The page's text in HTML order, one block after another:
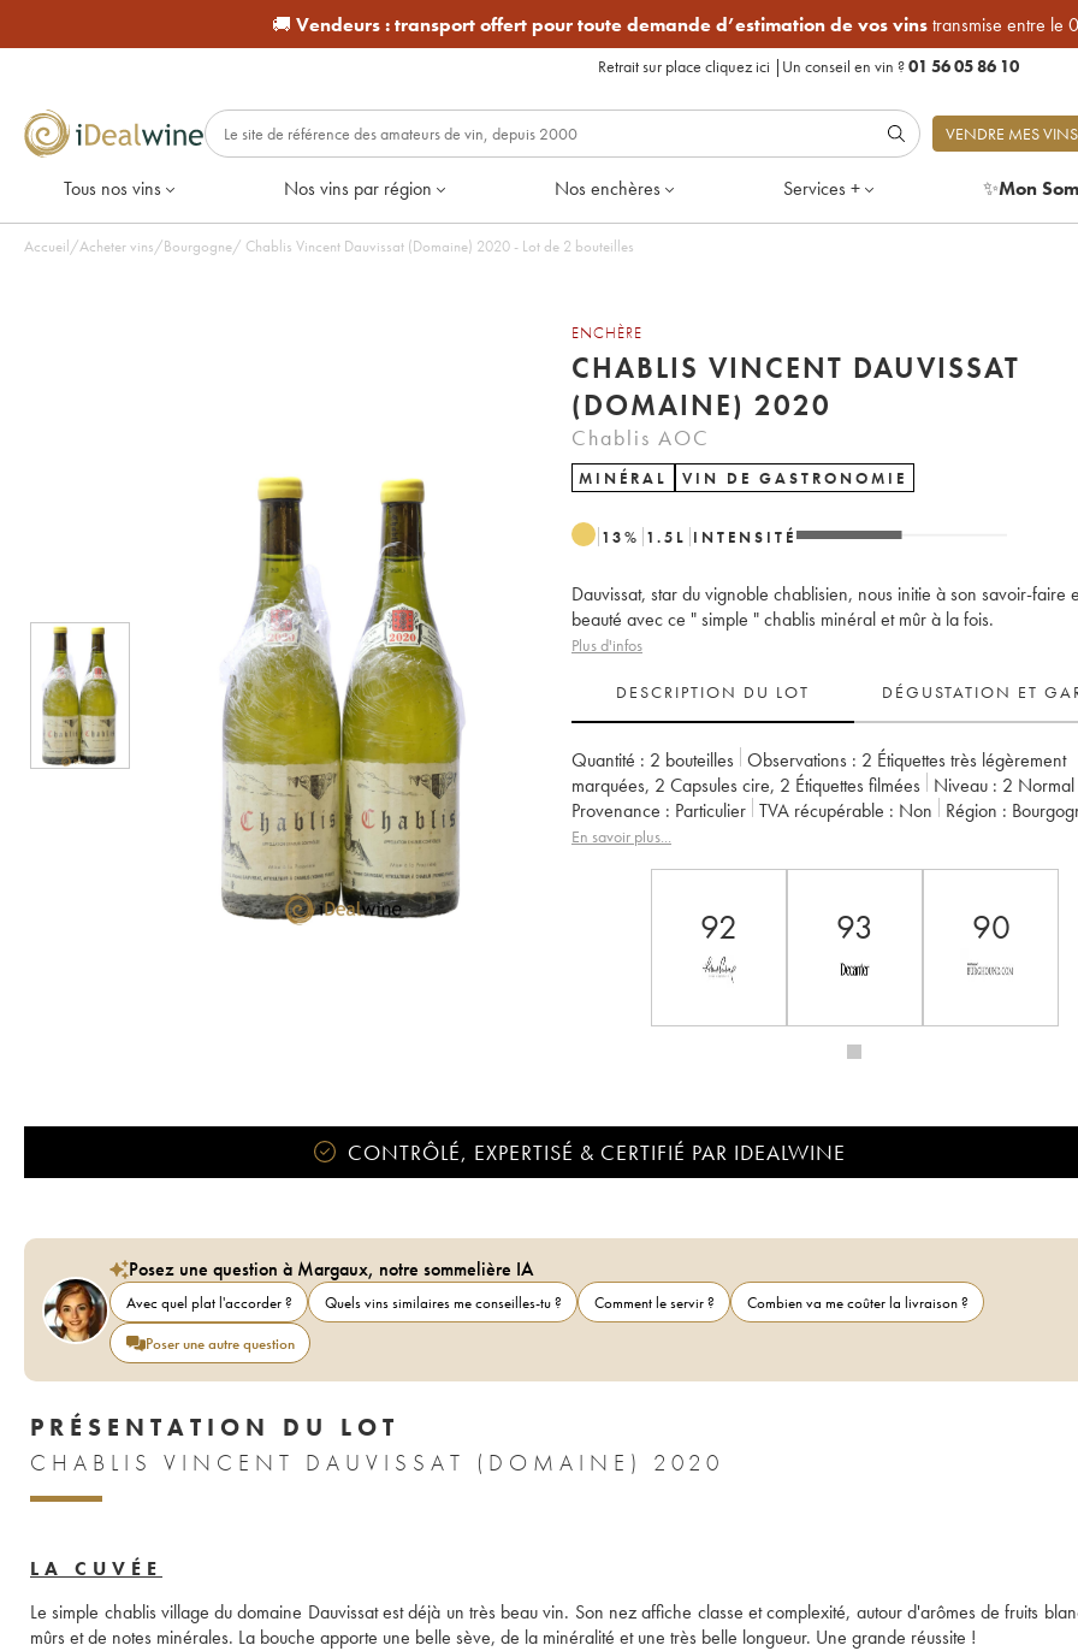
🚚 Vendeurs :transport offert pour toute demande d’estimation de vos vinstransmise entre le
Retrait sur place cliquez ici | Un conseil en vin ?01 56 05 86 10
VENDRE MES VINS
Tous nos vins Nos vins par région Nos enchères Services + ✨Mon
Accueil/Acheter vins/Bourgogne/ Chablis Vincent Dauvissat (Domaine) 2020 - Lot de 2 bouteilles
ENCHÈRE
CHABLIS VINCENT DAUVISSAT
(DOMAINE) 2020
Chablis AOC
MINÉRAL VIN DE GASTRONOMIE
13% 1.5 L INTENSITÉ
Dauvissat, star du vignoble chablisien, nous initie à son savoir-faire
beauté avec ce " simple " chablis minéral et mûr à la fois.
Plus d'infos
DESCRIPTION DU LOT DÉGUSTATION ET
Quantité : 2 bouteilles Observations : 2 Étiquettes très légèrement
marquées, 2 Capsules cire, 2 Étiquettes filmées Niveau : 2 Normal
Provenance : particulier TVA récupérable : non Région :
Appellation :
En savoir plus...
92 93 90
CONTRÔLÉ, EXPERTISÉ & CERTIFIÉ PAR IDEALWINE
Posez une question à Margaux, notre sommelière IA
Avec quel plat l'accorder ? Quels vins similaires me conseilles-tu ? Comment le servir ?
Combien va me coûter la livraison ?
Poser une autre question
PRÉSENTATION DU LOT
CHABLIS VINCENT DAUVISSAT (DOMAINE) 2020
LA CUVÉE
Le simple chablis village du domaine Dauvissat est déjà un très beau vin. Son nez affiche classe et complexité, autour d'arômes de fruits
mûrs et de notes minérales. La bouche apporte une belle sève, de la minéralité et une très belle longueur. Une grande réussite !